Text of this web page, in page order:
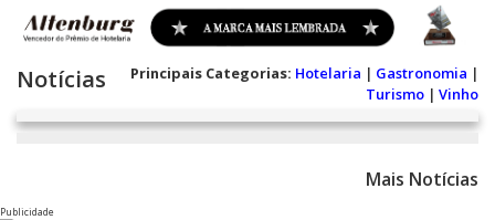
Notícias Principais Categorias: Hotelaria | Gastronomia |
Turismo | Vinho
Mais Notícias
Publicidade